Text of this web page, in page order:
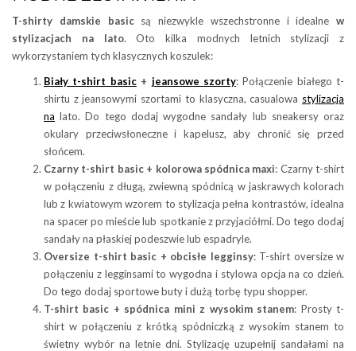
T-shirty damskie basicsą niezwykle wszechstronne i idealne w
stylizacjach na lato. Oto kilka modnych letnich stylizacji z
wykorzystaniem tych klasycznych koszulek:
Biały t-shirt basic+ jeansowe szorty: Połączenie białego t-
shirtu z jeansowymi szortami to klasyczna, casualowa stylizacja
na lato. Do tego dodaj wygodne sandały lub sneakersy oraz
okulary przeciwsłoneczne i kapelusz, aby chronić się przed
słońcem.
Czarny t-shirt basic + kolorowa spódnica maxi: Czarny t-shirt
w połączeniu z długą, zwiewną spódnicą w jaskrawych kolorach
lub z kwiatowym wzorem to stylizacja pełna kontrastów, idealna
na spacer po mieście lub spotkanie z przyjaciółmi. Do tego dodaj
sandały na płaskiej podeszwie lub espadryle.
Oversize t-shirt basic + obcisłe legginsy: T-shirt oversize w
połączeniu z legginsami to wygodna i stylowa opcja na co dzień.
Do tego dodaj sportowe buty i dużą torbę typu shopper.
T-shirt basic + spódnica mini z wysokim stanem: Prosty t-
shirt w połączeniu z krótką spódniczką z wysokim stanem to
świetny wybór na letnie dni. Stylizację uzupełnij sandałami na